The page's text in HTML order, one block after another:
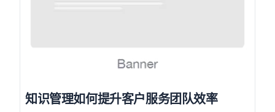
知识管理如何提升客户服务团队效率